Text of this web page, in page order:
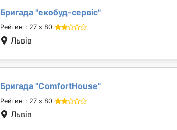
Бригада "екобуд-сервіс"
Рейтинг: 27 з 80
Львів
Бригада "ComfortHouse"
Рейтинг: 27 з 80
Львів